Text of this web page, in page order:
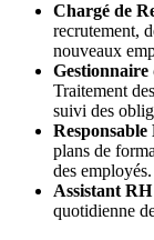
Chargé de
recrutement,
nouveaux
Gestionnaire
Traitement
suivi des
plans de
des employés.
Assistant RH
quotidienne